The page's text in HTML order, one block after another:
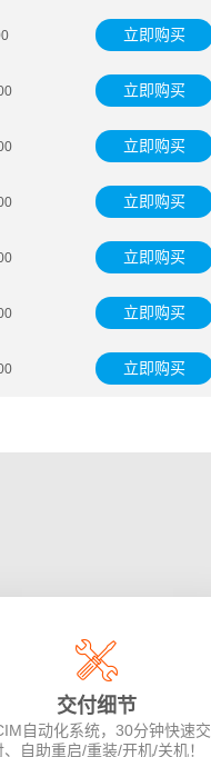
立即购买
立即购买
立即购买
立即购买
立即购买
立即购买
立即购买
交付细节
自动化系统，30分钟快速交
、自助重启/重装/开机/关机！